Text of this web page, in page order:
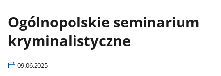
Ogólnopolskie seminarium
kryminalistyczne
09.06.2025